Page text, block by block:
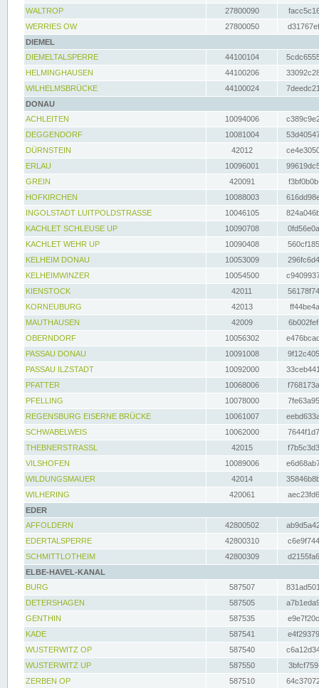
WALTROP
27800090
WERRIES OW
27800050
DIEMEL
DIEMELTALSPERRE
44100104
HELMINGHAUSEN
44100206
WILHELMSBRÜCKE
44100024
DONAU
ACHLEITEN
10094006
DEGGENDORF
10081004
DÜRNSTEIN
42012
ERLAU
10096001
GREIN
420091
HOFKIRCHEN
10088003
INGOLSTADT LUITPOLDSTRASSE
10046105
KACHLET SCHLEUSE UP
10090708
KACHLET WEHR UP
10090408
KELHEIM DONAU
10053009
KELHEIMWINZER
10054500
KIENSTOCK
42011
KORNEUBURG
42013
MAUTHAUSEN
42009
OBERNDORF
10056302
PASSAU DONAU
10091008
PASSAU ILZSTADT
10092000
PFATTER
10068006
PFELLING
10078000
REGENSBURG EISERNE BRÜCKE
10061007
SCHWABELWEIS
10062000
THEBNERSTRASSL
42015
VILSHOFEN
10089006
WILDUNGSMAUER
42014
WILHERING
420061
EDER
AFFOLDERN
42800502
EDERTALSPERRE
42800310
SCHMITTLOTHEIM
42800309
ELBE-HAVEL-KANAL
BURG
587507
DETERSHAGEN
587505
GENTHIN
587535
KADE
587541
WUSTERWITZ OP
587540
WUSTERWITZ UP
587550
ZERBEN OP
587510